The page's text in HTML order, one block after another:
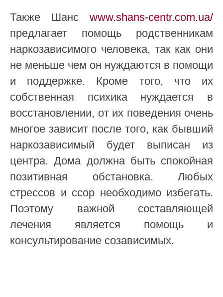
Также Шанс www.shans-centr.com.ua/
предлагает помощь родственникам
наркозависимого человека, так как они
не меньше чем он нуждаются в помощи
и поддержке. Кроме того, что их
собственная психика нуждается в
восстановлении, от их поведения очень
многое зависит после того, как бывший
наркозависимый будет выписан из
центра. Дома должна быть спокойная
позитивная обстановка. Любых
стрессов и ссор необходимо избегать.
Поэтому важной составляющей
лечения является помощь и
консультирование созависимых.